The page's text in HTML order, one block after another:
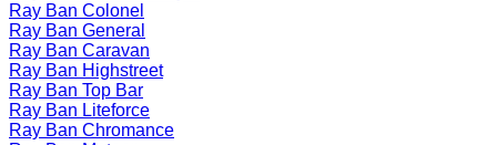
Ray Ban Colonel
Ray Ban General
Ray Ban Caravan
Ray Ban Highstreet
Ray Ban Top Bar
Ray Ban Liteforce
Ray Ban Chromance